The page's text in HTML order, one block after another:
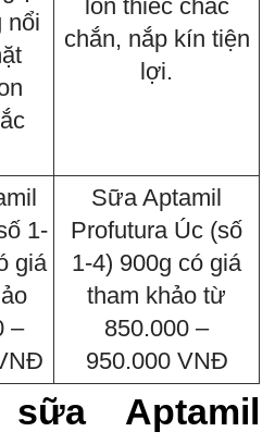
nổi
lon thiếc chắc
chắn, nắp kín tiện
lợi.
1-
giá
–
Sữa Aptamil
Profutura Úc (số
1-4) 900g có giá
tham khảo từ
850.000 –
950.000 VNĐ
Aptamil